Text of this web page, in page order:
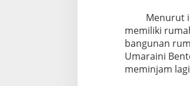
Menurut
memiliki
bangunan
Umaraini
meminjam